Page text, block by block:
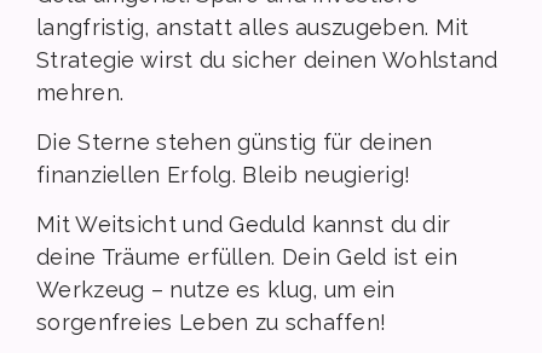
langfristig, anstatt alles auszugeben. Mit
Strategie wirst du sicher deinen Wohlstand
mehren.
Die Sterne stehen günstig für deinen
finanziellen Erfolg. Bleib neugierig!
Mit Weitsicht und Geduld kannst du dir
deine Träume erfüllen. Dein Geld ist ein
Werkzeug – nutze es klug, um ein
sorgenfreies Leben zu schaffen!